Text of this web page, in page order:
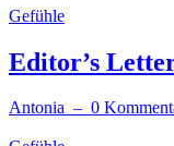
Gefühle
Editor’s
Antonia – 0